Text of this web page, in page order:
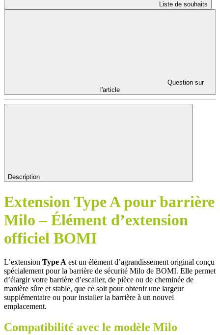
Liste de souhaits
Question sur
l'article
Description
Extension Type A pour barrière
Milo – Élément d’extension
officiel BOMI
L’extension Type A est un élément d’agrandissement original conçu
spécialement pour la barrière de sécurité Milo de BOMI. Elle permet
d’élargir votre barrière d’escalier, de pièce ou de cheminée de
manière sûre et stable, que ce soit pour obtenir une largeur
supplémentaire ou pour installer la barrière à un nouvel
emplacement.
Compatibilité avec le modèle Milo